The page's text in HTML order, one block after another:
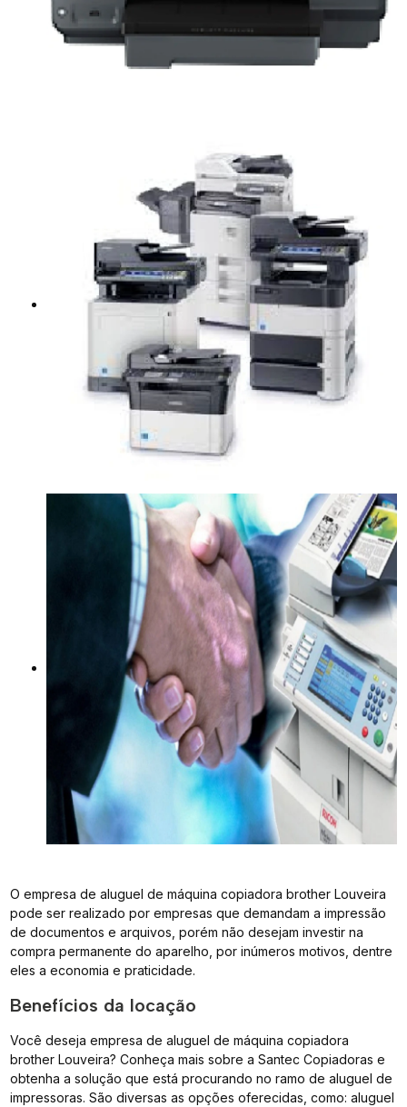
O empresa de aluguel de máquina copiadora brother Louveira
pode ser realizado por empresas que demandam a impressão
de documentos e arquivos, porém não desejam investir na
compra permanente do aparelho, por inúmeros motivos, dentre
eles a economia e praticidade.
Benefícios da locação
Você deseja empresa de aluguel de máquina copiadora
brother Louveira? Conheça mais sobre a Santec Copiadoras e
obtenha a solução que está procurando no ramo de aluguel de
impressoras. São diversas as opções oferecidas, como: aluguel